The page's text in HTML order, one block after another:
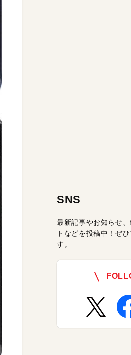
SNS
最新記事やお知らせ
トなどを投稿中！ぜ
す。